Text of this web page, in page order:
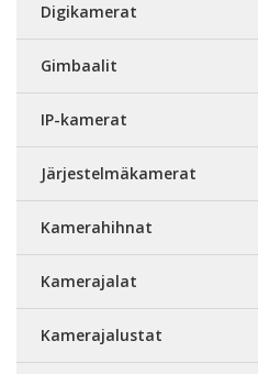
Digikamerat
Gimbaalit
IP-kamerat
Järjestelmäkamerat
Kamerahihnat
Kamerajalat
Kamerajalustat